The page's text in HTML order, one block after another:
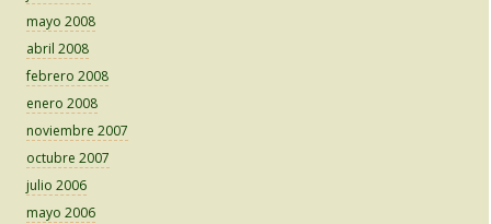
mayo 2008
abril 2008
febrero 2008
enero 2008
noviembre 2007
octubre 2007
julio 2006
mayo 2006